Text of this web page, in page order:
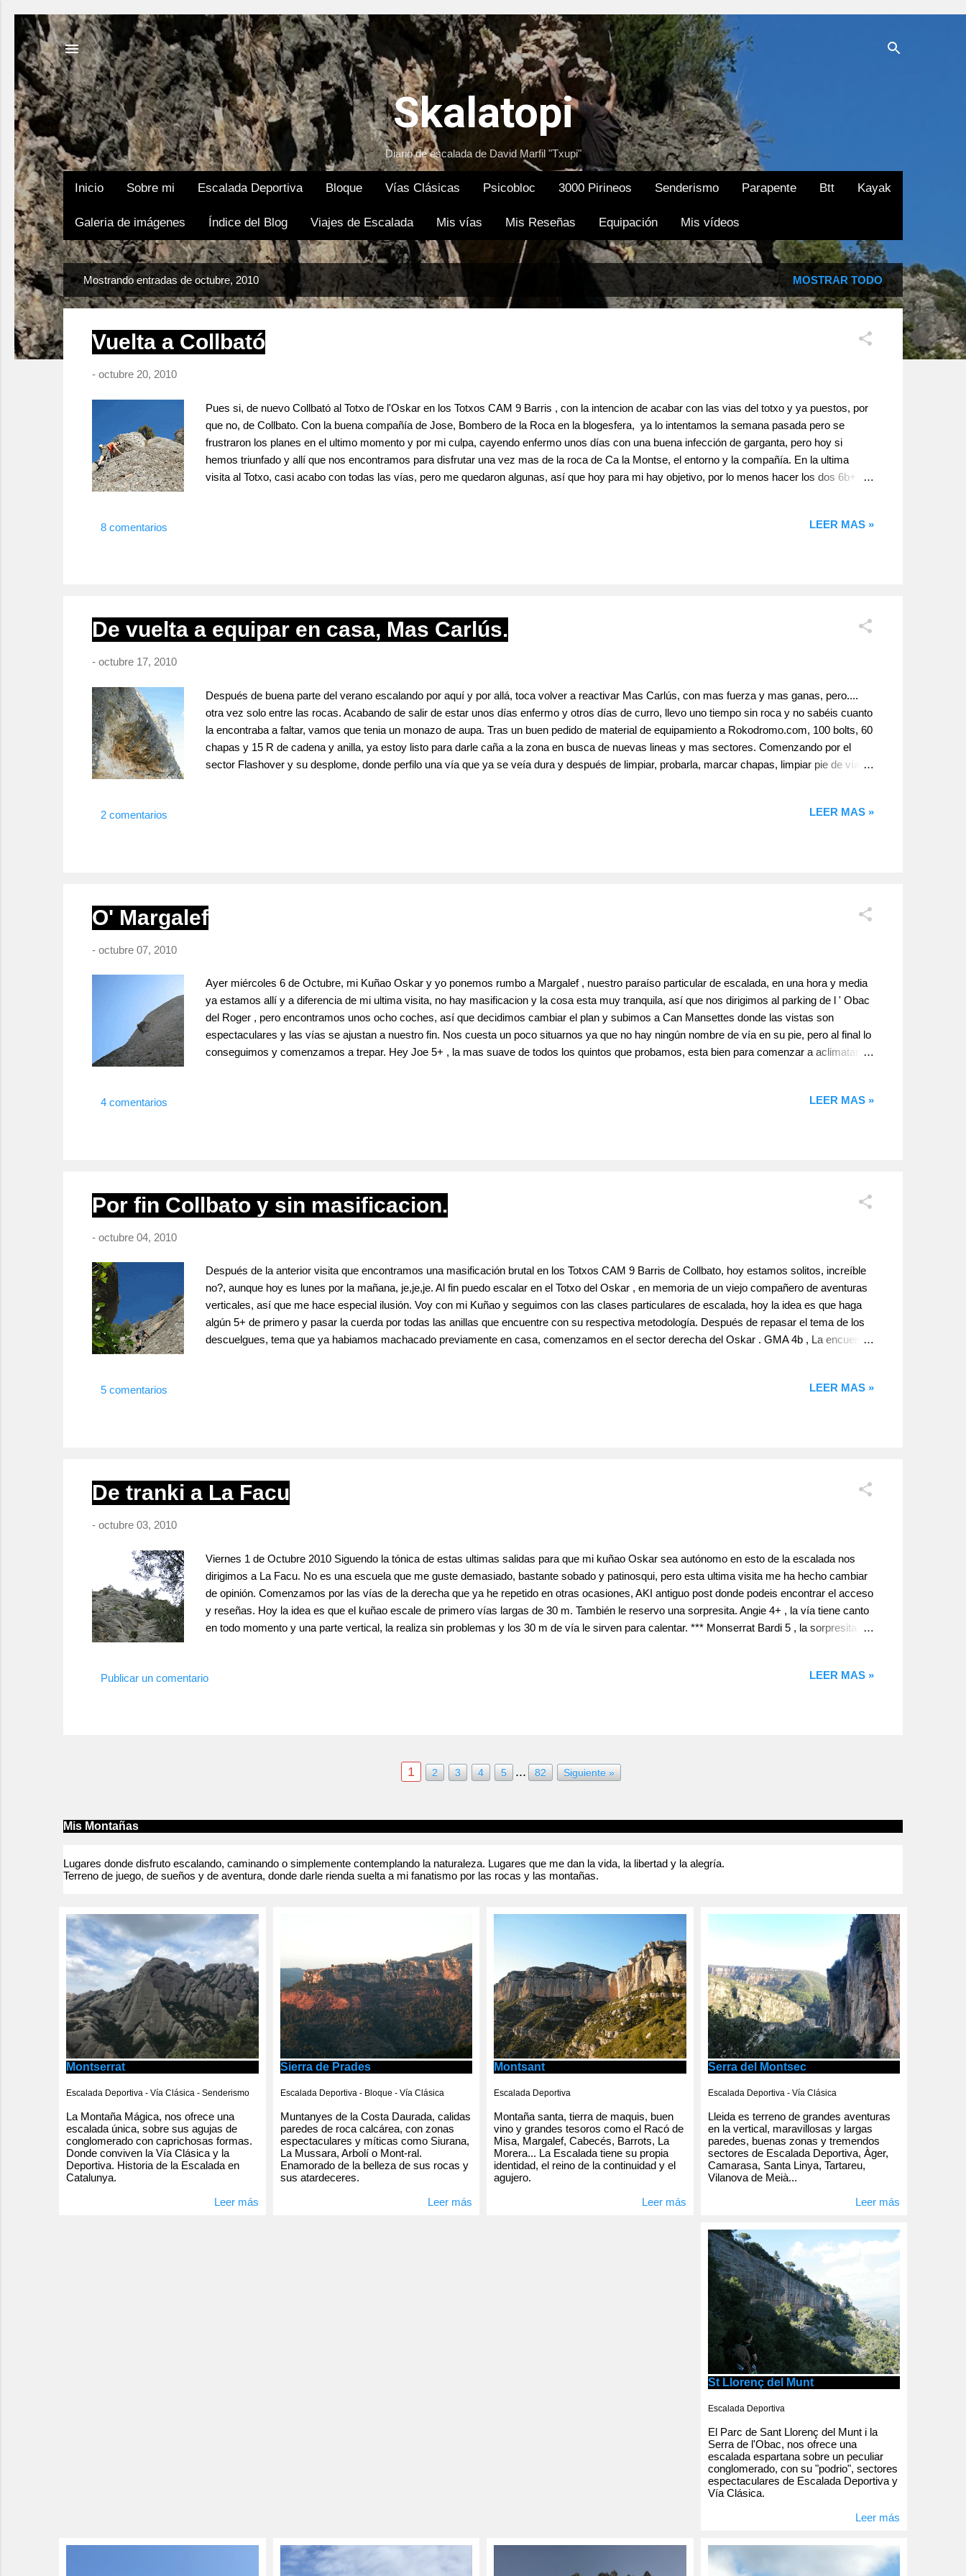
Ir al contenido principal
Skalatopi
Diario de escalada de David Marfil "Txupi"
Inicio Sobre mi Escalada Deportiva Bloque Vías Clásicas Psicobloc 3000 Pirineos Senderismo Parapente Btt Kayak
Galeria de imágenes Índice del Blog Viajes de Escalada Mis vías Mis Reseñas Equipación Mis vídeos
E
n
t
Mostrando entradas de octubre, 2010 MOSTRAR TODO
Vuelta a Collbató
- octubre 20, 2010
Pues si, de nuevo Collbató al Totxo de l'Oskar en los Totxos CAM 9 Barris , con la intencion de acabar con las vias del totxo y ya puestos, por
que no, de Collbato. Con la buena compañía de Jose, Bombero de la Roca en la blogesfera, ya lo intentamos la semana pasada pero se
frustraron los planes en el ultimo momento y por mi culpa, cayendo enfermo unos días con una buena infección de garganta, pero hoy si
hemos triunfado y allí que nos encontramos para disfrutar una vez mas de la roca de Ca la Montse, el entorno y la compañía. En la ultima
visita al Totxo, casi acabo con todas las vías, pero me quedaron algunas, así que hoy para mi hay objetivo, por lo menos hacer los dos 6b+
8 comentarios LEER MAS »
De vuelta a equipar en casa, Mas Carlús.
- octubre 17, 2010
Después de buena parte del verano escalando por aquí y por allá, toca volver a reactivar Mas Carlús, con mas fuerza y mas ganas, pero....
otra vez solo entre las rocas. Acabando de salir de estar unos días enfermo y otros días de curro, llevo uno tiempo sin roca y no sabéis cuanto
la encontraba a faltar, vamos que tenia un monazo de aupa. Tras un buen pedido de material de equipamiento a Rokodromo.com, 100 bolts, 60
chapas y 15 R de cadena y anilla, ya estoy listo para darle caña a la zona en busca de nuevas lineas y mas sectores. Comenzando por el
sector Flashover y su desplome, donde perfilo una vía que ya se veía dura y después de limpiar, probarla, marcar chapas, limpiar pie de vía y
2 comentarios LEER MAS »
O' Margalef
- octubre 07, 2010
Ayer miércoles 6 de Octubre, mi Kuñao Oskar y yo ponemos rumbo a Margalef , nuestro paraíso particular de escalada, en una hora y media
ya estamos allí y a diferencia de mi ultima visita, no hay masificacion y la cosa esta muy tranquila, así que nos dirigimos al parking de l ' Obac
del Roger , pero encontramos unos ocho coches, así que decidimos cambiar el plan y subimos a Can Mansettes donde las vistas son
espectaculares y las vías se ajustan a nuestro fin. Nos cuesta un poco situarnos ya que no hay ningún nombre de vía en su pie, pero al final lo
conseguimos y comenzamos a trepar. Hey Joe 5+ , la mas suave de todos los quintos que probamos, esta bien para comenzar a aclimatarse
4 comentarios LEER MAS »
Por fin Collbato y sin masificacion.
- octubre 04, 2010
Después de la anterior visita que encontramos una masificación brutal en los Totxos CAM 9 Barris de Collbato, hoy estamos solitos, increíble
no?, aunque hoy es lunes por la mañana, je,je,je. Al fin puedo escalar en el Totxo del Oskar , en memoria de un viejo compañero de aventuras
verticales, así que me hace especial ilusión. Voy con mi Kuñao y seguimos con las clases particulares de escalada, hoy la idea es que haga
algún 5+ de primero y pasar la cuerda por todas las anillas que encuentre con su respectiva metodología. Después de repasar el tema de los
descuelgues, tema que ya habiamos machacado previamente en casa, comenzamos en el sector derecha del Oskar . GMA 4b , La encuentro
5 comentarios LEER MAS »
De tranki a La Facu
- octubre 03, 2010
Viernes 1 de Octubre 2010 Siguendo la tónica de estas ultimas salidas para que mi kuñao Oskar sea autónomo en esto de la escalada nos
dirigimos a La Facu. No es una escuela que me guste demasiado, bastante sobado y patinosqui, pero esta ultima visita me ha hecho cambiar
de opinión. Comenzamos por las vías de la derecha que ya he repetido en otras ocasiones, AKI antiguo post donde podeis encontrar el acceso
y reseñas. Hoy la idea es que el kuñao escale de primero vías largas de 30 m. También le reservo una sorpresita. Angie 4+ , la vía tiene canto
en todo momento y una parte vertical, la realiza sin problemas y los 30 m de vía le sirven para calentar. *** Monserrat Bardi 5 , la sorpresita
pero lo ...
Publicar un comentario LEER MAS »
1 2 3 4 5 ... 82 Siguiente »
Mis Montañas
Lugares donde disfruto escalando, caminando o simplemente contemplando la naturaleza. Lugares que me dan la vida, la libertad y la alegría.
Terreno de juego, de sueños y de aventura, donde darle rienda suelta a mi fanatismo por las rocas y las montañas.
Montserrat
Escalada Deportiva - Vía Clásica - Senderismo
La Montaña Mágica, nos ofrece una
escalada única, sobre sus agujas de
conglomerado con caprichosas formas.
Donde conviven la Vía Clásica y la
Deportiva. Historia de la Escalada en
Catalunya.
Leer más
Sierra de Prades
Escalada Deportiva - Bloque - Vía Clásica
Muntanyes de la Costa Daurada, calidas
paredes de roca calcárea, con zonas
espectaculares y míticas como Siurana,
La Mussara, Arbolí o Mont-ral.
Enamorado de la belleza de sus rocas y
sus atardeceres.
Leer más
Montsant
Escalada Deportiva
Montaña santa, tierra de maquis, buen
vino y grandes tesoros como el Racó de
Misa, Margalef, Cabecés, Barrots, La
Morera... La Escalada tiene su propia
identidad, el reino de la continuidad y el
agujero.
Leer más
Serra del Montsec
Escalada Deportiva - Vía Clásica
Lleida es terreno de grandes aventuras
en la vertical, maravillosas y largas
paredes, buenas zonas y tremendos
sectores de Escalada Deportiva, Àger,
Camarasa, Santa Linya, Tartareu,
Vilanova de Meià...
Leer más
St Llorenç del Munt
Escalada Deportiva
El Parc de Sant Llorenç del Munt i la
Serra de l'Obac, nos ofrece una
escalada espartana sobre un peculiar
conglomerado, con su "podrio", sectores
espectaculares de Escalada Deportiva y
Vía Clásica.
Leer más